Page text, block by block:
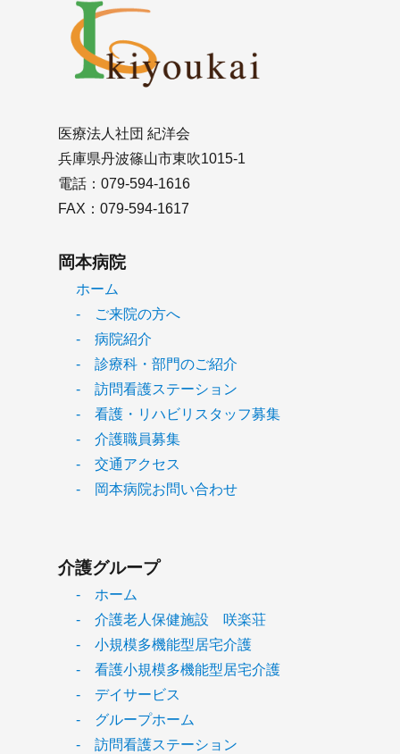
医療法人社団 紀洋会
兵庫県丹波篠山市東吹1015-1
電話：079-594-1616
FAX：079-594-1617
岡本病院
ホーム
- ご来院の方へ
- 病院紹介
- 診療科・部門のご紹介
- 訪問看護ステーション
- 看護・リハビリスタッフ募集
- 介護職員募集
- 交通アクセス
- 岡本病院お問い合わせ
介護グループ
- ホーム
- 介護老人保健施設 咲楽荘
- 小規模多機能型居宅介護
- 看護小規模多機能型居宅介護
- デイサービス
- グループホーム
- 訪問看護ステーション